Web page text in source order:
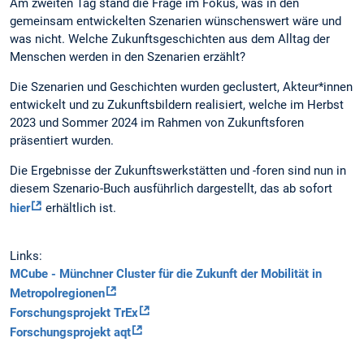
Am zweiten Tag stand die Frage im Fokus, was in den
gemeinsam entwickelten Szenarien wünschenswert wäre und
was nicht. Welche Zukunftsgeschichten aus dem Alltag der
Menschen werden in den Szenarien erzählt?
Die Szenarien und Geschichten wurden geclustert, Akteur*innen
entwickelt und zu Zukunftsbildern realisiert, welche im Herbst
2023 und Sommer 2024 im Rahmen von Zukunftsforen
präsentiert wurden.
Die Ergebnisse der Zukunftswerkstätten und -foren sind nun in
diesem Szenario-Buch ausführlich dargestellt, das ab sofort
hier
erhältlich ist.
Links:
MCube - Münchner Cluster für die Zukunft der Mobilität in
Metropolregionen
Forschungsprojekt TrEx
Forschungsprojekt aqt